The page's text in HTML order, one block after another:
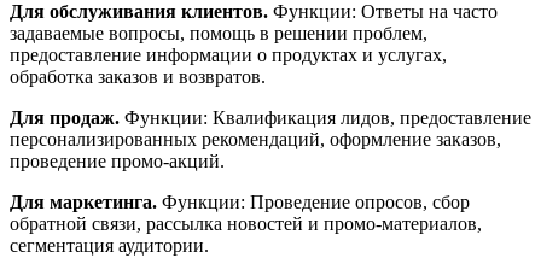
Для обслуживания клиентов. Функции: Ответы на часто
задаваемые вопросы, помощь в решении проблем,
предоставление информации о продуктах и услугах,
обработка заказов и возвратов.
Для продаж. Функции: Квалификация лидов, предоставление
персонализированных рекомендаций, оформление заказов,
проведение промо-акций.
Для маркетинга. Функции: Проведение опросов, сбор
обратной связи, рассылка новостей и промо-материалов,
сегментация аудитории.